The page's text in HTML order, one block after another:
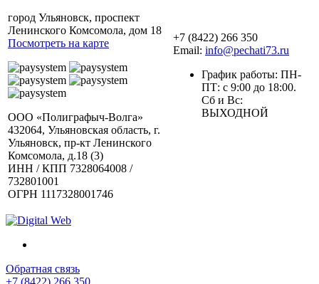
город Ульяновск, проспект
Ленинского Комсомола, дом 18
Посмотреть на карте
ООО «Полиграфыч-Волга»
432064, Ульяновская область, г.
Ульяновск, пр-кт Ленинского
Комсомола, д.18 (3)
ИНН / КПП 7328064008 /
732801001
ОГРН 1117328001746
+7 (8422) 266 350
Email: info@pechati73.ru
График работы: ПН-
ПТ: с 9:00 до 18:00.
Сб и Вс:
ВЫХОДНОЙ
Обратная связь
+7 (8422) 266 350